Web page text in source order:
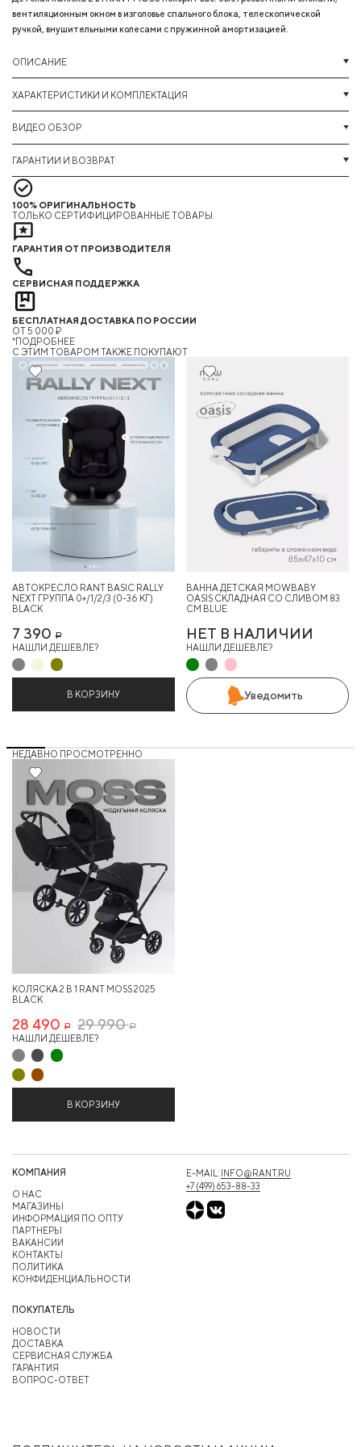
вентиляционным окном в изголовье спального блока, телескопической
ручкой, внушительными колесами с пружинной амортизацией.
ОПИСАНИЕ
ХАРАКТЕРИСТИКИ И КОМПЛЕКТАЦИЯ
ВИДЕО ОБЗОР
ГАРАНТИИ И ВОЗВРАТ
100% ОРИГИНАЛЬНОСТЬ
ТОЛЬКО СЕРТИФИЦИРОВАННЫЕ ТОВАРЫ
ГАРАНТИЯ ОТ ПРОИЗВОДИТЕЛЯ
СЕРВИСНАЯ ПОДДЕРЖКА
БЕСПЛАТНАЯ ДОСТАВКА ПО РОССИИ
ОТ 5 000 ₽
*ПОДРОБНЕЕ
C ЭТИМ ТОВАРОМ ТАКЖЕ ПОКУПАЮТ
АВТОКРЕСЛО RANT BASIC RALLY
NEXT ГРУППА 0+/1/2/3 (0-36 КГ)
BLACK
7 390 Р
НАШЛИ ДЕШЕВЛЕ?
В КОРЗИНУ
30%
ВАННА ДЕТСКАЯ MOWBABY
OASIS СКЛАДНАЯ СО СЛИВОМ 83
СМ BLUE
НЕТ В НАЛИЧИИ
НАШЛИ ДЕШЕВЛЕ?
Уведомить
НЕДАВНО ПРОСМОТРЕННО
5%
КОЛЯСКА 2 В 1 RANT MOSS 2025
BLACK
28 490 Р 29 990Р
НАШЛИ ДЕШЕВЛЕ?
В КОРЗИНУ
КОМПАНИЯ
О НАС
МАГАЗИНЫ
ИНФОРМАЦИЯ ПО ОПТУ
ПАРТНЕРЫ
ВАКАНСИИ
КОНТАКТЫ
ПОЛИТИКА
КОНФИДЕНЦИАЛЬНОСТИ
ПОКУПАТЕЛЬ
НОВОСТИ
ДОСТАВКА
СЕРВИСНАЯ СЛУЖБА
ГАРАНТИЯ
ВОПРОС-ОТВЕТ
E-MAIL: INFO@RANT.RU
+7 (499) 653-88-33